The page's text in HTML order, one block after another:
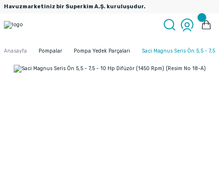
Havuzmarketiniz bir Superkim A.Ş. kuruluşudur.
Anasayfa Pompalar Pompa Yedek Parçaları Saci Magnus Seris Ön 5,5 -